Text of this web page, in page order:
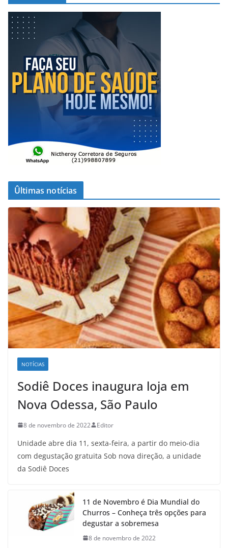
Ûltimas notícias
NOTÍCIAS
Sodiê Doces inaugura loja em
Nova Odessa, São Paulo
8 de novembro de 2022 Editor
Unidade abre dia 11, sexta-feira, a partir do meio-dia
com degustação gratuita Sob nova direção, a unidade
da Sodiê Doces
11 de Novembro é Dia Mundial do
Churros – Conheça três opções para
degustar a sobremesa
8 de novembro de 2022